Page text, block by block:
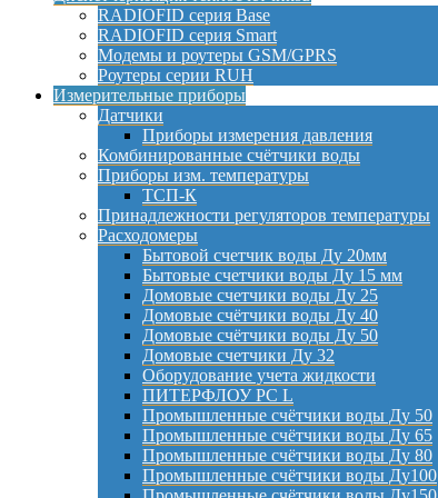
RADIOFID серия Base
RADIOFID серия Smart
Модемы и роутеры GSM/GPRS
Роутеры серии RUH
Измерительные приборы
Датчики
Приборы измерения давления
Комбинированные счётчики воды
Приборы изм. температуры
ТСП-К
Принадлежности регуляторов температуры
Расходомеры
Бытовой счетчик воды Ду 20мм
Бытовые счетчики воды Ду 15 мм
Домовые счетчики воды Ду 25
Домовые счётчики воды Ду 40
Домовые счётчики воды Ду 50
Домовые счетчики Ду 32
Оборудование учета жидкости
ПИТЕРФЛОУ РС L
Промышленные счётчики воды Ду 50
Промышленные счётчики воды Ду 65
Промышленные счётчики воды Ду 80
Промышленные счётчики воды Ду100